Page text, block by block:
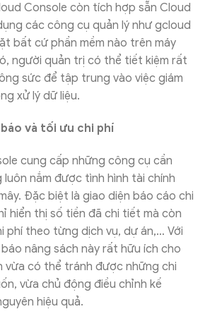
Console còn tích hợp sẵn Cloud
các công cụ quản lý như gcloud
bất cứ phần mềm nào trên máy
người quản trị có thể tiết kiệm rất
sức để tập trung vào việc giám
xử lý dữ liệu.
và tối ưu chi phí
cung cấp những công cụ cần
nắm được tình hình tài chính
Đặc biệt là giao diện báo cáo chi
hiển thị số tiền đã chi tiết mà còn
phí theo từng dịch vụ, dự án,… Với
nâng sách này rất hữu ích cho
vừa có thể tránh được những chi
vừa chủ động điều chỉnh kế
hiệu quả.